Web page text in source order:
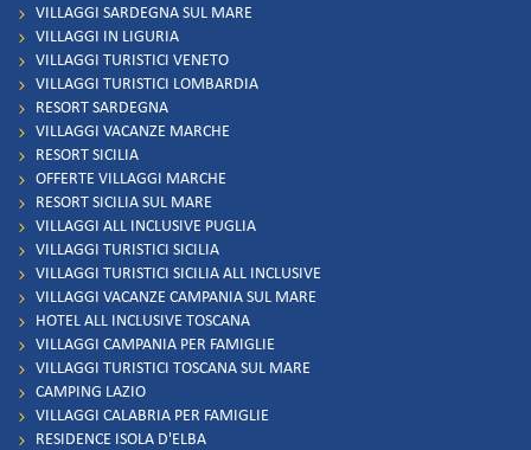
VILLAGGI SARDEGNA SUL MARE
VILLAGGI IN LIGURIA
VILLAGGI TURISTICI VENETO
VILLAGGI TURISTICI LOMBARDIA
RESORT SARDEGNA
VILLAGGI VACANZE MARCHE
RESORT SICILIA
OFFERTE VILLAGGI MARCHE
RESORT SICILIA SUL MARE
VILLAGGI ALL INCLUSIVE PUGLIA
VILLAGGI TURISTICI SICILIA
VILLAGGI TURISTICI SICILIA ALL INCLUSIVE
VILLAGGI VACANZE CAMPANIA SUL MARE
HOTEL ALL INCLUSIVE TOSCANA
VILLAGGI CAMPANIA PER FAMIGLIE
VILLAGGI TURISTICI TOSCANA SUL MARE
CAMPING LAZIO
VILLAGGI CALABRIA PER FAMIGLIE
RESIDENCE ISOLA D'ELBA